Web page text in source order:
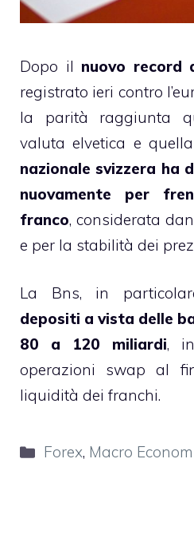
Dopo il nuovo record
registrato ieri contro
la parità raggiunta
valuta elvetica e
nazionale svizzera ha
nuovamente per
franco, considerata
e per la stabilità dei
La Bns, in
depositi a vista delle
80 a 120 miliardi,
operazioni swap al
liquidità dei franchi.
Categorie
Forex, Macro